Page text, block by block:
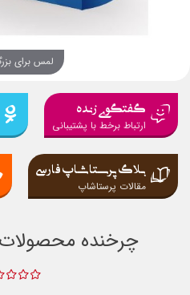
لمس برای
گفتگوی زنده
ارتباط برخط با پشتیبانی
بلاگ پرستاشاپ فارسی
مقالات پرستاشاپ
چرخنده